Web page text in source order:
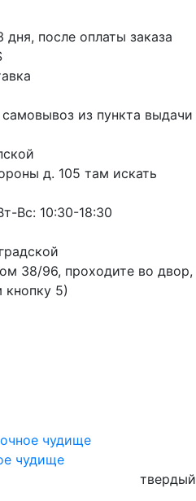
дня, после оплаты заказа
из пункта выдачи
д. 105 там искать
Вс: 10:30-18:30
38/96, проходите во двор,
5)
чудище
твердый